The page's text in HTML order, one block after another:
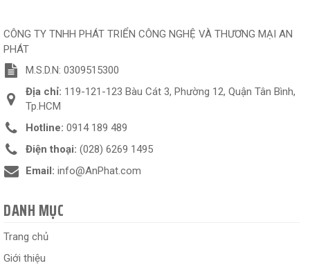
CÔNG TY TNHH PHÁT TRIỂN CÔNG NGHỆ VÀ THƯƠNG MẠI AN
PHÁT
M.S.D.N: 0309515300
Địa chỉ: 119-121-123 Bàu Cát 3, Phường 12, Quận Tân Bình,
Tp.HCM
Hotline: 0914 189 489
Điện thoại: (028) 6269 1495
Email: info@AnPhat.com
DANH MỤC
Trang chủ
Giới thiệu